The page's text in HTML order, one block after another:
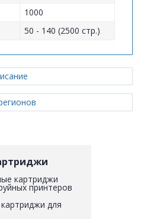
1000
50 - 140 (2500 стр.)
картриджи
принтеров
для